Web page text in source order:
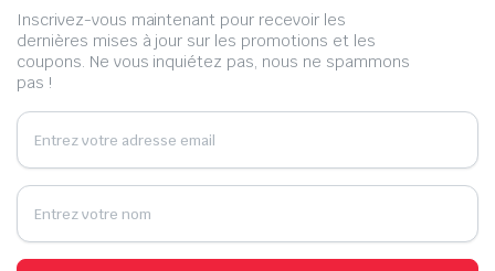
Inscrivez-vous maintenant pour recevoir les
dernières mises à jour sur les promotions et les
coupons. Ne vous inquiétez pas, nous ne spammons
pas !